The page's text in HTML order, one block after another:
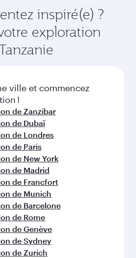
Les classes de voyage
varier sur les vols opérés
Veuillez vérifier les détails
de la réservation.
dates de votre choix. Les
de la demande
popularité de l'itinéraire et de
classes de voyage.
inspiré(e) ?
exploration
ville et commencez
!
de Zanzibar
de Dubaï
de Londres
de Paris
de New York
de Madrid
de Francfort
de Munich
de Barcelone
de Rome
de Genève
de Sydney
de Zurich